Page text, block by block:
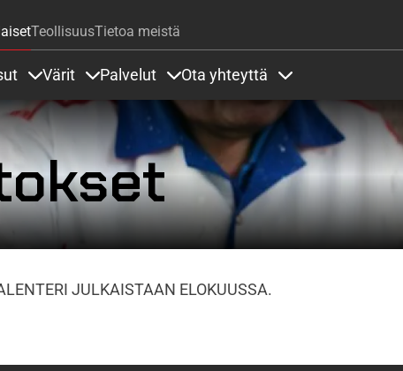
TeollisuusTietoa meistä
Värit Palvelut Ota yhteyttä
JULKAISTAAN ELOKUUSSA.